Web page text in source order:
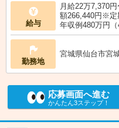
給与
月給22万7,370
額266,440円※定
年収例480万円
勤務地
宮城県仙台市宮
応募画面へ進む
かんたん3ステップ！